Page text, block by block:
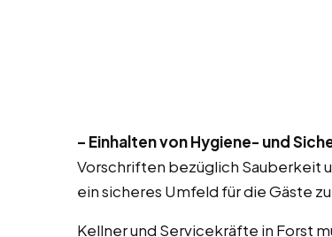
– Einhalten von Hygiene- und
Vorschriften bezüglich Sauberkeit
ein sicheres Umfeld für die Gäste
Kellner und Servicekräfte in Forst